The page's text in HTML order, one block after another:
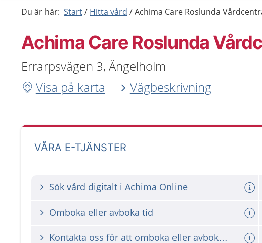
Du är här: Start Hitta vård Achima Care Roslunda
Achima Care Roslunda
Errarpsvägen 3, Ängelholm
Visa på karta
Vägbeskrivning
VÅRA E-TJÄNSTER
Sök vård digitalt i Achima Online
Omboka eller avboka tid
Kontakta oss för att omboka eller avboka tid